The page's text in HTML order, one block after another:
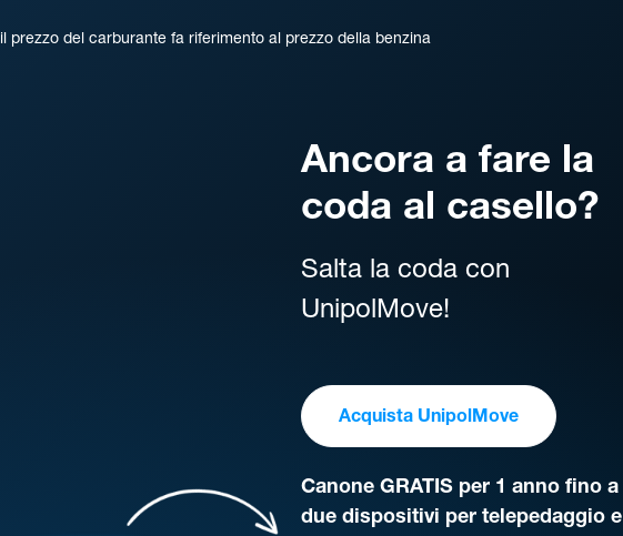
il prezzo del carburante fa riferimento al prezzo della benzina
Ancora a fare la
coda al casello?
Salta la coda con
UnipolMove!
Acquista UnipolMove
Canone GRATIS per 1 anno fino a
due dispositivi per telepedaggio e